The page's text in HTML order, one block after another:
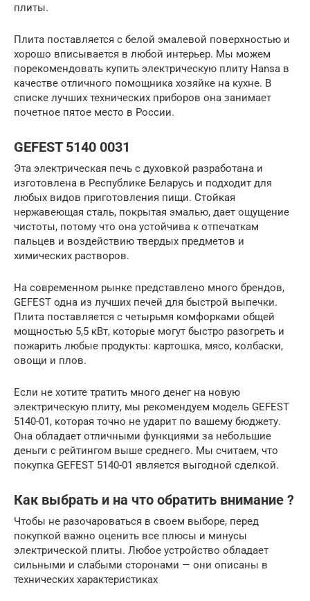
плиты.
Плита поставляется с белой эмалевой поверхностью и
хорошо вписывается в любой интерьер. Мы можем
порекомендовать купить электрическую плиту Hansa в
качестве отличного помощника хозяйке на кухне. В
списке лучших технических приборов она занимает
почетное пятое место в России.
GEFEST 5140 0031
Эта электрическая печь с духовкой разработана и
изготовлена в Республике Беларусь и подходит для
любых видов приготовления пищи. Стойкая
нержавеющая сталь, покрытая эмалью, дает ощущение
чистоты, потому что она устойчива к отпечаткам
пальцев и воздействию твердых предметов и
химических растворов.
На современном рынке представлено много брендов,
GEFEST одна из лучших печей для быстрой выпечки.
Плита поставляется с четырьмя комфорками общей
мощностью 5,5 кВт, которые могут быстро разогреть и
пожарить любые продукты: картошка, мясо, колбаски,
овощи и плов.
Если не хотите тратить много денег на новую
электрическую плиту, мы рекомендуем модель GEFEST
5140-01, которая точно не ударит по вашему бюджету.
Она обладает отличными функциями за небольшие
деньги с рейтингом выше среднего. Мы считаем, что
покупка GEFEST 5140-01 является выгодной сделкой.
Как выбрать и на что обратить внимание ?
Чтобы не разочароваться в своем выборе, перед
покупкой важно оценить все плюсы и минусы
электрической плиты. Любое устройство обладает
сильными и слабыми сторонами — они описаны в
технических характеристиках